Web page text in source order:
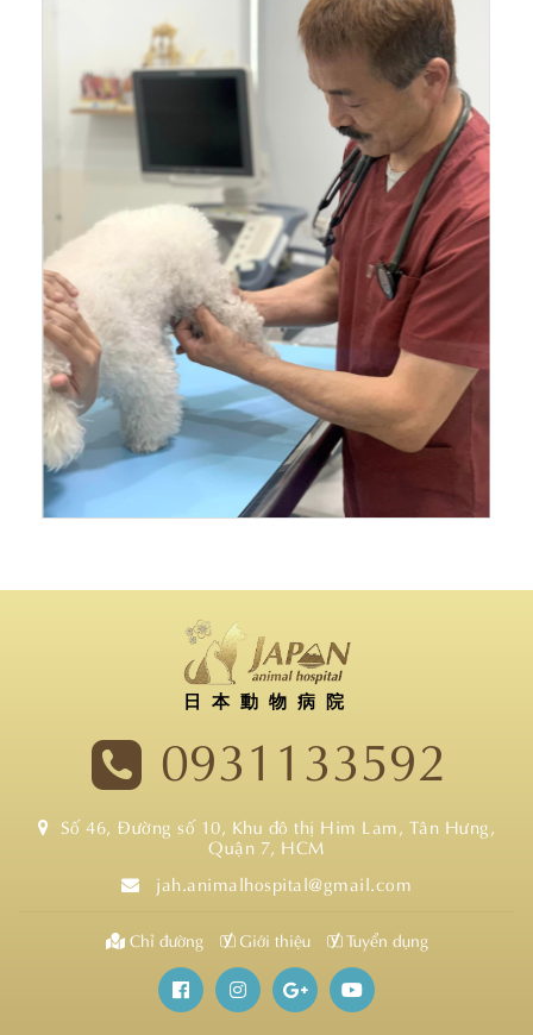
日本動物病院
0931133592
Số 46, Đường số 10, Khu đô thị Him Lam, Tân Hưng,
Quận 7, HCM
jah.animalhospital@gmail.com
Chỉ đường Giới thiệu Tuyển dụng